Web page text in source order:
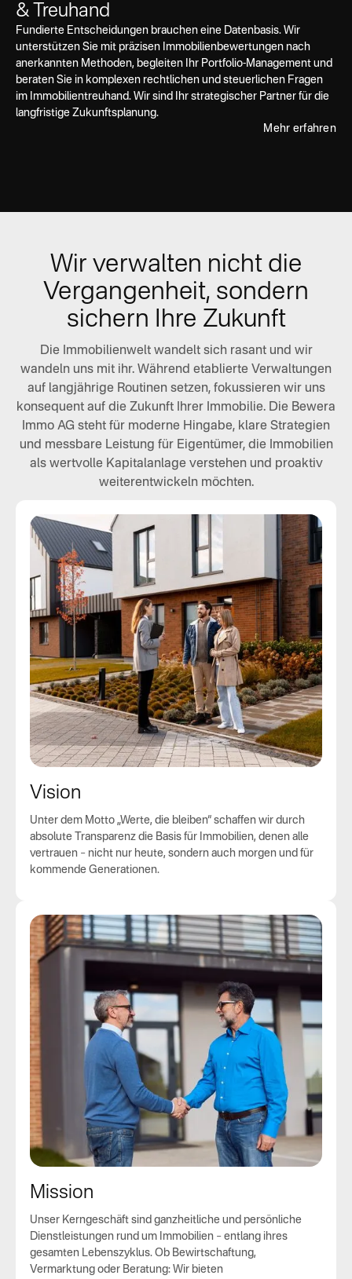
& Treuhand
Fundierte Entscheidungen brauchen eine Datenbasis. Wir
unterstützen Sie mit präzisen Immobilienbewertungen nach
anerkannten Methoden, begleiten Ihr Portfolio-Management und
beraten Sie in komplexen rechtlichen und steuerlichen Fragen
im Immobilientreuhand. Wir sind Ihr strategischer Partner für die
langfristige Zukunftsplanung.
Mehr erfahren
Wir verwalten nicht die
Vergangenheit, sondern
sichern Ihre Zukunft
Die Immobilienwelt wandelt sich rasant und wir
wandeln uns mit ihr. Während etablierte Verwaltungen
auf langjährige Routinen setzen, fokussieren wir uns
konsequent auf die Zukunft Ihrer Immobilie. Die Bewera
Immo AG steht für moderne Hingabe, klare Strategien
und messbare Leistung für Eigentümer, die Immobilien
als wertvolle Kapitalanlage verstehen und proaktiv
weiterentwickeln möchten.
Vision
Unter dem Motto „Werte, die bleiben“ schaffen wir durch
absolute Transparenz die Basis für Immobilien, denen alle
vertrauen – nicht nur heute, sondern auch morgen und für
kommende Generationen.
Mission
Unser Kerngeschäft sind ganzheitliche und persönliche
Dienstleistungen rund um Immobilien – entlang ihres
gesamten Lebenszyklus. Ob Bewirtschaftung,
Vermarktung oder Beratung: Wir bieten